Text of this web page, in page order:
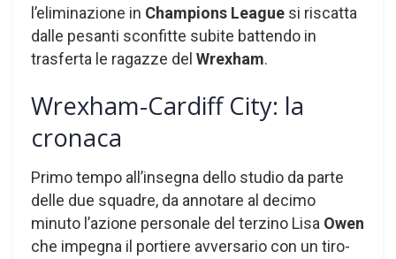
l’eliminazione in Champions League si riscatta
dalle pesanti sconfitte subite battendo in
trasferta le ragazze del Wrexham.
Wrexham-Cardiff City: la
cronaca
Primo tempo all’insegna dello studio da parte
delle due squadre, da annotare al decimo
minuto l’azione personale del terzino Lisa Owen
che impegna il portiere avversario con un tiro-